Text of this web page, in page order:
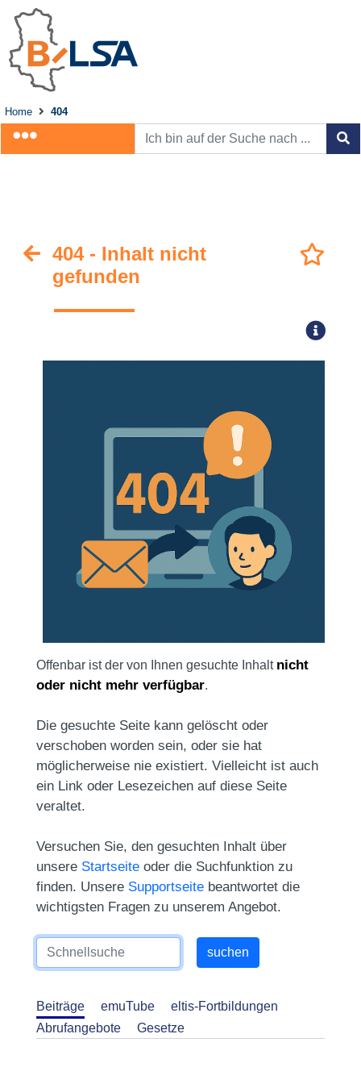
Home 404
404 - Inhalt nicht
gefunden
Offenbar ist der von Ihnen gesuchte Inhalt nicht
oder nicht mehr verfügbar.
Die gesuchte Seite kann gelöscht oder
verschoben worden sein, oder sie hat
möglicherweise nie existiert. Vielleicht ist auch
ein Link oder Lesezeichen auf diese Seite
veraltet.
Versuchen Sie, den gesuchten Inhalt über
unsere Startseite oder die Suchfunktion zu
finden. Unsere Supportseite beantwortet die
wichtigsten Fragen zu unserem Angebot.
Beiträge emuTube
eltis-Fortbildungen
Abrufangebote
Gesetze